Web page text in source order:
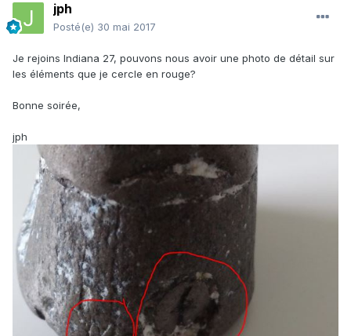
jph
Posté(e) 30 mai 2017
Je rejoins Indiana 27, pouvons nous avoir une photo de détail sur
les éléments que je cercle en rouge?
Bonne soirée,
jph